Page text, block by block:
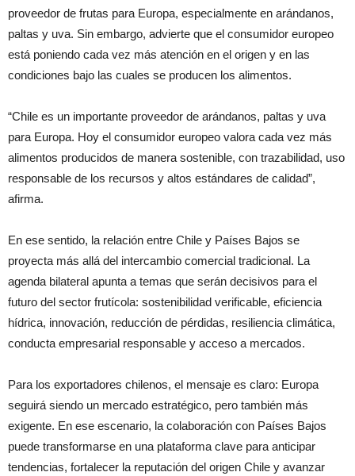
proveedor de frutas para Europa, especialmente en arándanos,
paltas y uva. Sin embargo, advierte que el consumidor europeo
está poniendo cada vez más atención en el origen y en las
condiciones bajo las cuales se producen los alimentos.
“Chile es un importante proveedor de arándanos, paltas y uva
para Europa. Hoy el consumidor europeo valora cada vez más
alimentos producidos de manera sostenible, con trazabilidad, uso
responsable de los recursos y altos estándares de calidad”,
afirma.
En ese sentido, la relación entre Chile y Países Bajos se
proyecta más allá del intercambio comercial tradicional. La
agenda bilateral apunta a temas que serán decisivos para el
futuro del sector frutícola: sostenibilidad verificable, eficiencia
hídrica, innovación, reducción de pérdidas, resiliencia climática,
conducta empresarial responsable y acceso a mercados.
Para los exportadores chilenos, el mensaje es claro: Europa
seguirá siendo un mercado estratégico, pero también más
exigente. En ese escenario, la colaboración con Países Bajos
puede transformarse en una plataforma clave para anticipar
tendencias, fortalecer la reputación del origen Chile y avanzar